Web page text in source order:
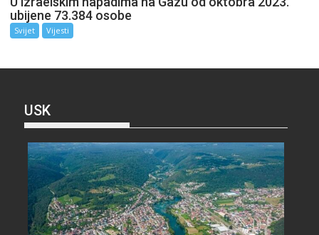
ubijene 73.384 osobe
Svijet Vijesti
USK